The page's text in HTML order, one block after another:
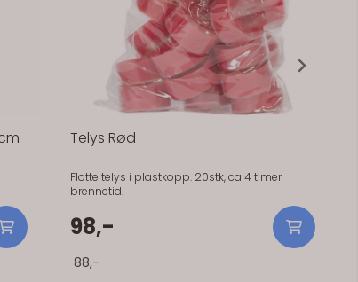
Telys Rød
Flotte telys i plastkopp. 20stk, ca 4 timer
brennetid.
98,-
88,-